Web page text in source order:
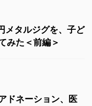
メタルジグを、子ど
みた＜前編＞
ドネーション、医